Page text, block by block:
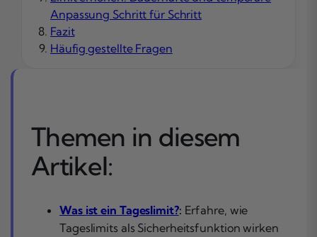
Anpassung Schritt für Schritt
Fazit
Häufig gestellte Fragen
Themen in diesem
Artikel:
Was ist ein Tageslimit?: Erfahre, wie
Tageslimits als Sicherheitsfunktion wirken